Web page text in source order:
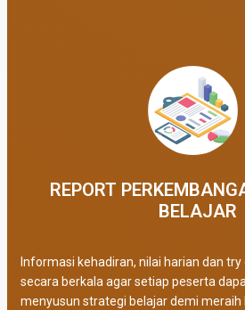
REPORT
BELAJAR ​
Informasi kehadiran, nilai harian dan
secara berkala agar setiap peserta
menyusun strategi belajar demi meraih